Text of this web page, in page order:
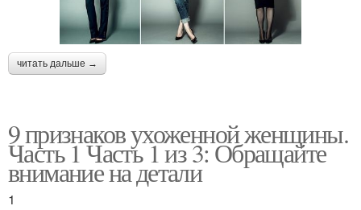
читать дальше →
9 признаков ухоженной женщины.
Часть 1 Часть 1 из 3: Обращайте
внимание на детали
1